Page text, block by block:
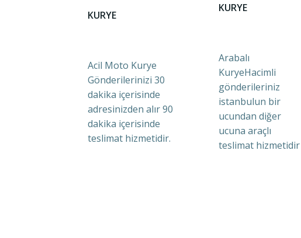
KURYE
Acil Moto Kurye
Gönderilerinizi 30
dakika içerisinde
adresinizden alır 90
dakika içerisinde
teslimat hizmetidir.
KURYE
Arabalı
KuryeHacimli
gönderileriniz
istanbulun bir
ucundan diğer
ucuna araçlı
teslimat hizmetidir